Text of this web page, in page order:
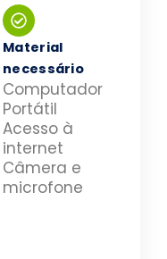
Material
necessário
Computador
Portátil
Acesso à
internet
Câmera e
microfone